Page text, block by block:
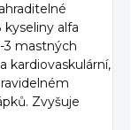
kyseliny alfa
3 mastných
kardiovaskulární,
Zvyšuje